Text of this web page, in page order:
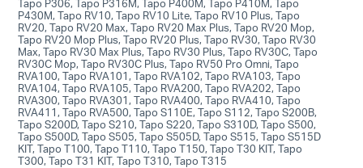
Tapo P306, Tapo P316M, Tapo P400M, Tapo P410M, Tapo
P430M, Tapo RV10, Tapo RV10 Lite, Tapo RV10 Plus, Tapo
RV20, Tapo RV20 Max, Tapo RV20 Max Plus, Tapo RV20 Mop,
Tapo RV20 Mop Plus, Tapo RV20 Plus, Tapo RV30, Tapo RV30
Max, Tapo RV30 Max Plus, Tapo RV30 Plus, Tapo RV30C, Tapo
RV30C Mop, Tapo RV30C Plus, Tapo RV50 Pro Omni, Tapo
RVA100, Tapo RVA101, Tapo RVA102, Tapo RVA103, Tapo
RVA104, Tapo RVA105, Tapo RVA200, Tapo RVA202, Tapo
RVA300, Tapo RVA301, Tapo RVA400, Tapo RVA410, Tapo
RVA411, Tapo RVA500, Tapo S110E, Tapo S112, Tapo S200B,
Tapo S200D, Tapo S210, Tapo S220, Tapo S310D, Tapo S500,
Tapo S500D, Tapo S505, Tapo S505D, Tapo S515, Tapo S515D
KIT, Tapo T100, Tapo T110, Tapo T150, Tapo T30 KIT, Tapo
T300, Tapo T31 KIT, Tapo T310, Tapo T315